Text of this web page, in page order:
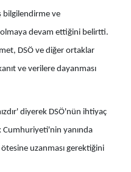
bilgilendirme ve
devam ettiğini belirtti.
DSÖ ve diğer ortaklar
ve verilere dayanması
diyerek DSÖ'nün ihtiyaç
yanında
ötesine uzanması gerektiğini